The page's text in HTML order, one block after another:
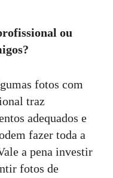
ou
fotos com
traz
adequados e
fazer toda a
a pena investir
fotos de